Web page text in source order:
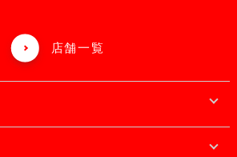
店舗一覧